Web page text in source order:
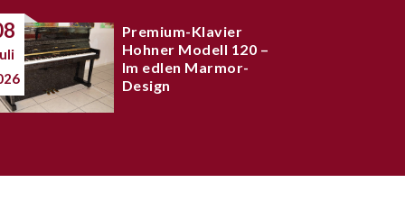
Premium-Klavier
Hohner Modell 120 –
Im edlen Marmor-
Design